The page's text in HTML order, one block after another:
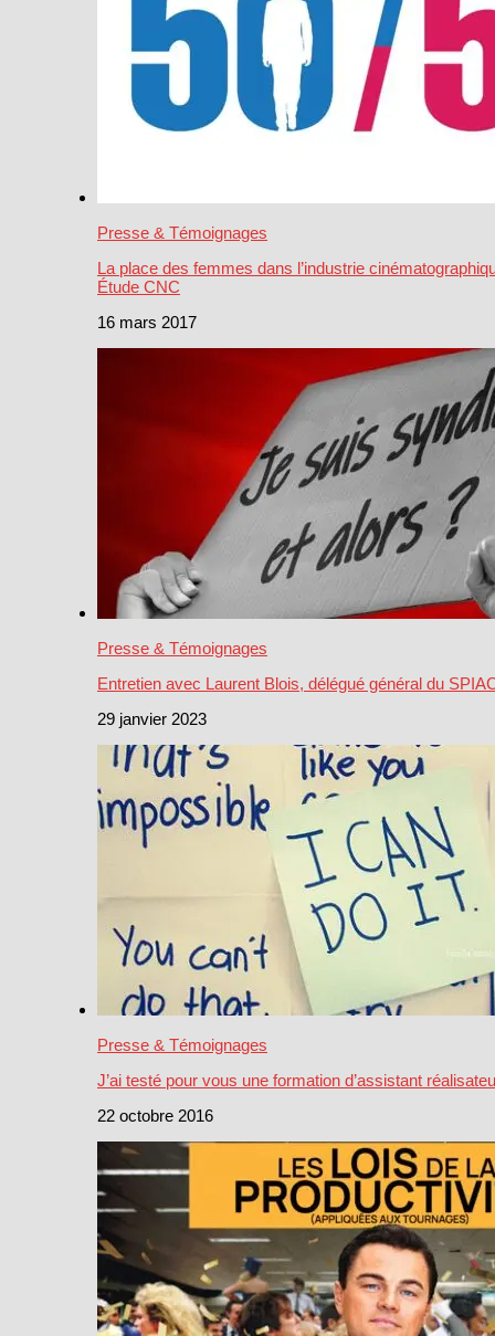
Presse & Témoignages
La place des femmes dans l’industrie
Étude CNC
16 mars 2017
Presse & Témoignages
Entretien avec Laurent Blois, délégué général du
29 janvier 2023
Presse & Témoignages
J’ai testé pour vous une formation d’assistant
22 octobre 2016